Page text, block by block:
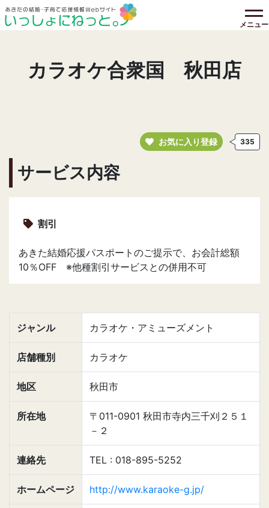
メニュー
カラオケ合衆国 秋田店
お気に入り登録 335
サービス内容
割引
あきた結婚応援パスポートのご提示で、お会計総額
10％OFF ※他種割引サービスとの併用不可
ジャンル カラオケ・アミューズメント
店舗種別 カラオケ
地区 秋田市
所在地
〒011-0901 秋田市寺内三千刈２５１
－２
連絡先 TEL : 018-895-5252
ホームページ http://www.karaoke-g.jp/